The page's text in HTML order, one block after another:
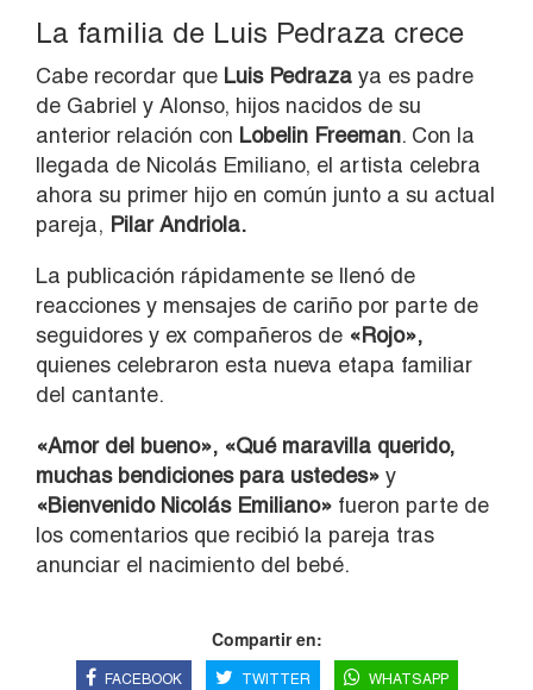
La familia de Luis Pedraza crece
Cabe recordar que Luis Pedraza ya es padre
de Gabriel y Alonso, hijos nacidos de su
anterior relación con Lobelin Freeman. Con la
llegada de Nicolás Emiliano, el artista celebra
ahora su primer hijo en común junto a su actual
pareja, Pilar Andriola.
La publicación rápidamente se llenó de
reacciones y mensajes de cariño por parte de
seguidores y ex compañeros de «Rojo»,
quienes celebraron esta nueva etapa familiar
del cantante.
«Amor del bueno», «Qué maravilla querido,
muchas bendiciones para ustedes» y
«Bienvenido Nicolás Emiliano» fueron parte de
los comentarios que recibió la pareja tras
anunciar el nacimiento del bebé.
Compartir en:
FACEBOOK TWITTER WHATSAPP